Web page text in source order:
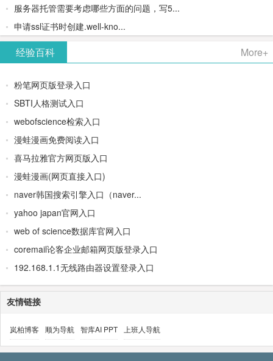
服务器托管需要考虑哪些方面的问题，写5...
申请ssl证书时创建.well-kno...
经验百科 More+
粉笔网页版登录入口
SBTI人格测试入口
webofscience检索入口
漫蛙漫画免费阅读入口
喜马拉雅官方网页版入口
漫蛙漫画(网页直接入口)
naver韩国搜索引擎入口（naver...
yahoo japan官网入口
web of science数据库官网入口
coremail论客企业邮箱网页版登录入口
192.168.1.1无线路由器设置登录入口
友情链接
岚柏博客 顺为导航 智库AI PPT 上班人导航